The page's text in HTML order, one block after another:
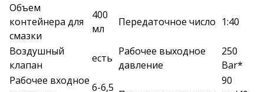
Объем
контейнера для
смазки
400
мл
Передаточное число 1:40
Воздушный
клапан
есть
Рабочее выходное
давление
250
Bar*
Рабочее входное
6-6,5
90